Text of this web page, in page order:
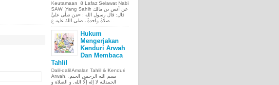
Keutamaan 8 Lafaz Selawat Nabi
SAW Yang Sahih عن أنس بن مالك
قال: قال رسول الله : «مَن صلَّى عليَّ
Hukum
Mengerjakan
Kenduri Arwah
Dan Membaca
Tahlil
Dalil-dalil Amalan Tahlil & Kenduri
Arwah. بسم الله الرحمن الحيم.
الحمدلله لا إله إلّا الله, و الصلاة و